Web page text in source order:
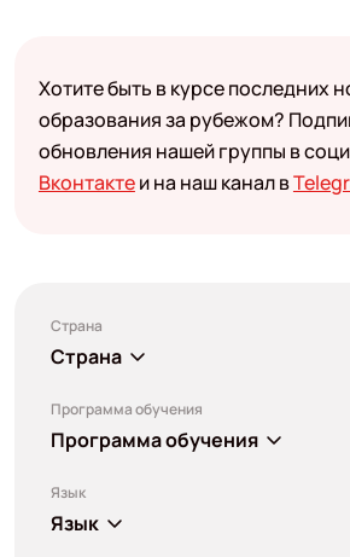
Хотите быть в курсе последних
образования за рубежом?
обновления нашей группы в
Вконтактеи на наш канал в
Страна
Страна
Программа обучения
Программа обучения
Язык
Язык